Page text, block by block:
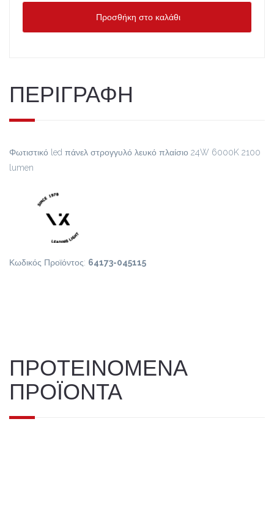
Προσθήκη στο καλάθι
ΠΕΡΙΓΡΑΦΗ
Φωτιστικό led πάνελ στρογγυλό λευκό πλαίσιο 24W 6000K 2100
lumen
Κωδικός Προϊόντος: 64173-045115
ΠΡΟΤΕΙΝΟΜΕΝΑ
ΠΡΟΪΟΝΤΑ